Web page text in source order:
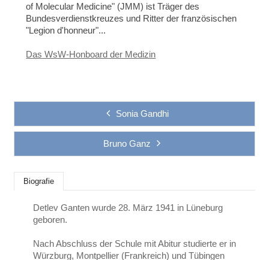
of Molecular Medicine" (JMM) ist Träger des
Bundesverdienstkreuzes und Ritter der französischen
"Legion d'honneur"...
Das WsW-Honboard der Medizin
Sonia Gandhi
Bruno Ganz
Biografie
Detlev Ganten wurde 28. März 1941 in Lüneburg
geboren.
Nach Abschluss der Schule mit Abitur studierte er in
Würzburg, Montpellier (Frankreich) und Tübingen